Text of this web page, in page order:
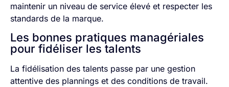
maintenir un niveau de service élevé et respecter les
standards de la marque.
Les bonnes pratiques managériales
pour fidéliser les talents
La fidélisation des talents passe par une gestion
attentive des plannings et des conditions de travail.